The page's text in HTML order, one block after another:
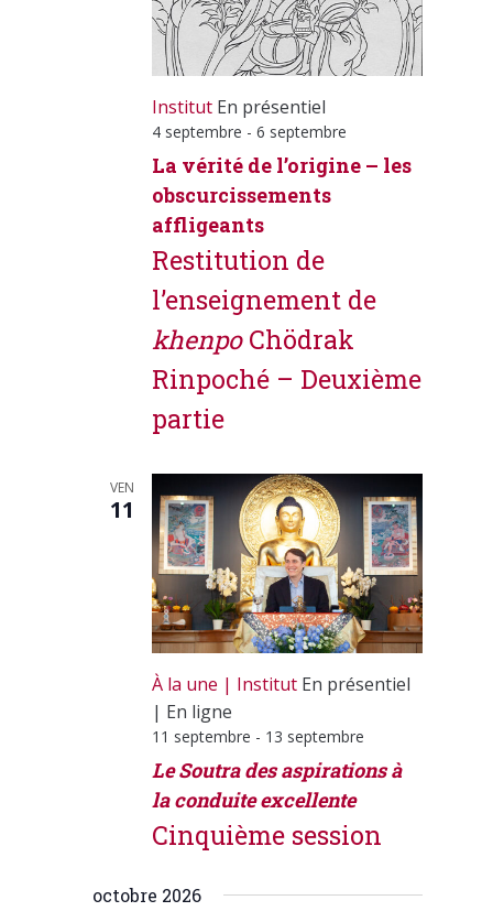
Institut En présentiel
4 septembre -6 septembre
La vérité de l’origine – les
obscurcissements
affligeants
Restitution de
l’enseignement de
khenpoChödrak
Rinpoché – Deuxième
partie
VEN
11
À la une Institut En présentiel
| En ligne
11 septembre - 13 septembre
Le Soutra des aspirations à
la conduite excellente
Cinquième session
octobre 2026